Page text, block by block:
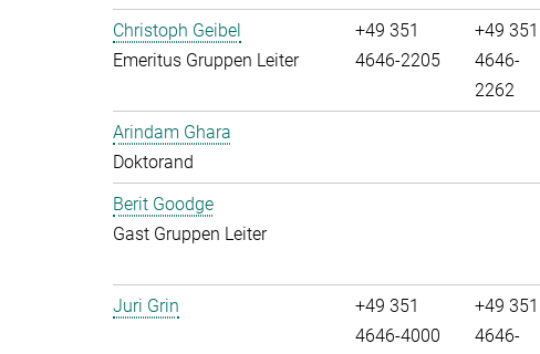
Christoph Geibel
Emeritus Gruppen Leiter
+49 351
4646-2205
+49 351
4646-
2262
Arindam Ghara
Doktorand
Berit Goodge
Gast Gruppen Leiter
Juri Grin
+49 351
4646-4000
+49 351
4646-